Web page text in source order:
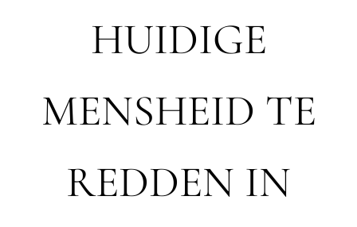
HUIDIGE
MENSHEID TE
REDDEN IN